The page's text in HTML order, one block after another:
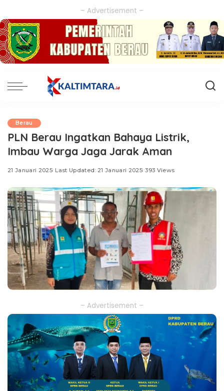
– Advertisement –
Berau
PLN Berau Ingatkan Bahaya Listrik,
Imbau Warga Jaga Jarak Aman
21 Januari 2025 Last Updated: 21 Januari 2025 393 Views
– Advertisement –